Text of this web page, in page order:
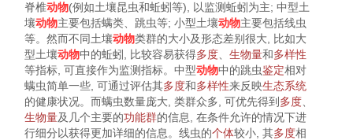
脊椎动物(例如土壤昆虫和蚯蚓等), 以监测蚯蚓为主; 中型土
壤动物主要包括螨类、跳虫等; 小型土壤动物主要包括线虫
等。然而不同土壤动物类群的大小及形态差别很大, 比如大
型土壤动物中的蚯蚓, 比较容易获得多度 生物量和多样性
等指标, 可直接作为监测指标。中型动物中的跳虫鉴定相对
螨虫简单一些, 可通过评估其多度和多样性来反映生态系统
的健康状况。而螨虫数量庞大, 类群众多, 可优先得到 多度
生物量及几个主要的功能群的信息, 在条件允许的情况下进
行细分以获得更加详细的信息。线虫的个体较小, 其多度相